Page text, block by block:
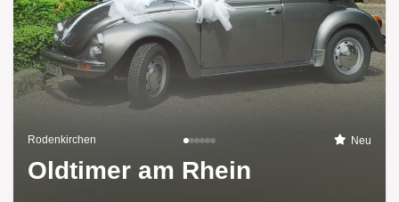
Rodenkirchen Neu
Oldtimer am Rhein